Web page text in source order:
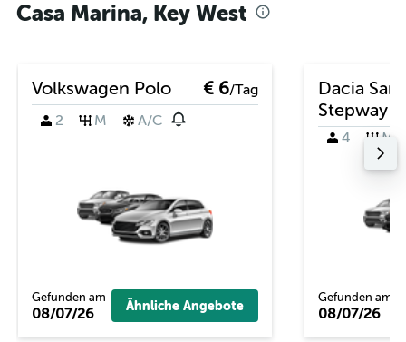
Casa Marina, Key West
Volkswagen Polo € 6/Tag
2
M A/C
Gefunden am
08/07/26 Ähnliche Angebote
Dacia
Stepway
4 M
Gefunden am
08/07/26